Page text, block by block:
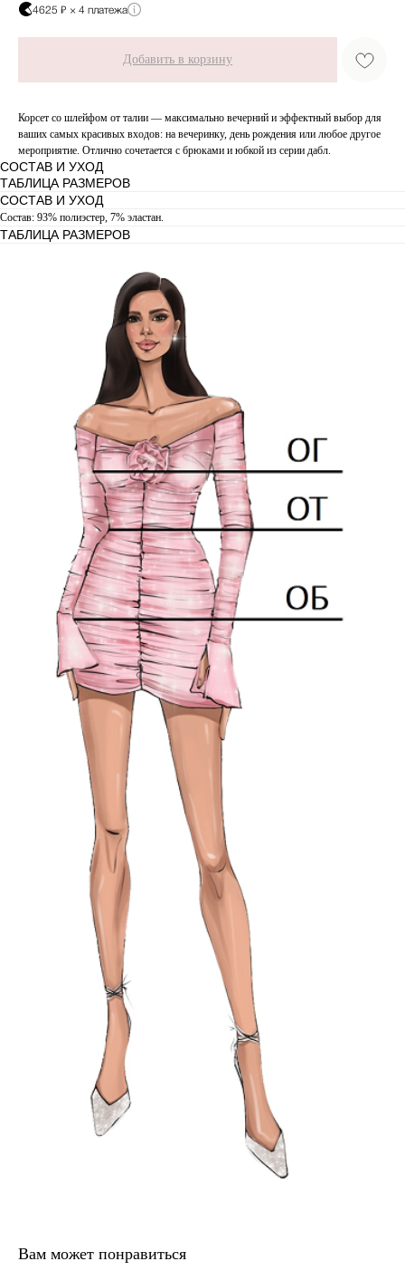
4625 ₽ × 4 платежа
Добавить в корзину
Корсет со шлейфом от талии — максимально вечерний и эффектный выбор для
ваших самых красивых входов: на вечеринку, день рождения или любое другое
мероприятие. Отлично сочетается с брюками и юбкой из серии дабл.
СОСТАВ И УХОД
ТАБЛИЦА РАЗМЕРОВ
СОСТАВ И УХОД
Состав: 93% полиэстер, 7% эластан.
ТАБЛИЦА РАЗМЕРОВ
Вам может понравиться